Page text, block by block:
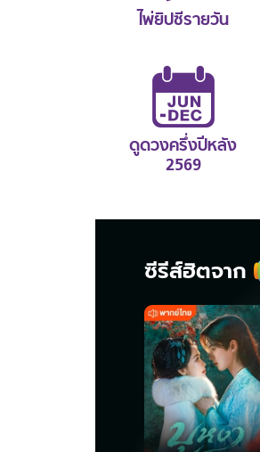
ไพ่ยิปซีรายวัน
ดูดวงครึ่งปีหลัง
2569
ซีรีส์ฮิตจาก